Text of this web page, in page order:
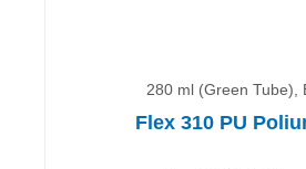
280 ml (Green Tube),
Flex 310 PU